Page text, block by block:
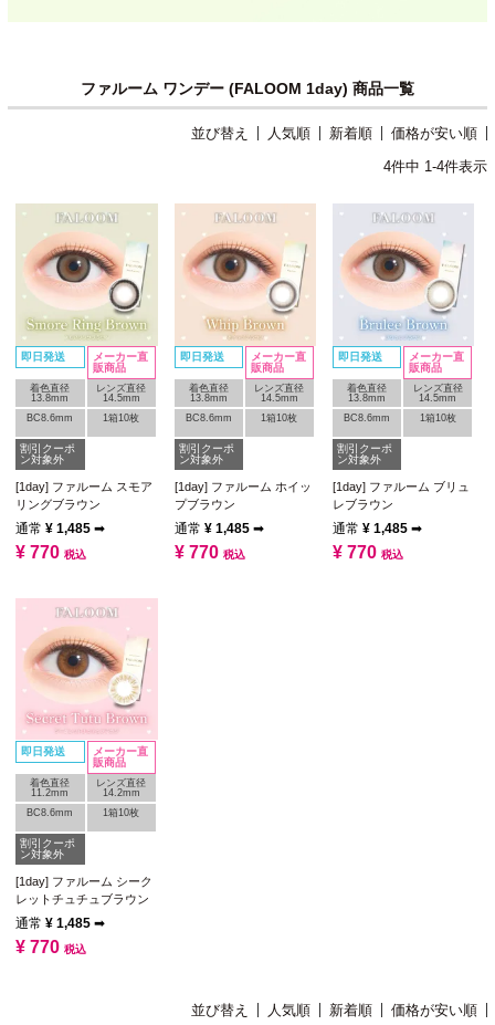
ファルーム ワンデー (FALOOM 1day) 商品一覧
並び替え 人気順 新着順
価格が安い順
4件中 1-4件表示
即日発送
メーカー直
販商品
着色直径
13.8mm
レンズ直径
14.5mm
BC8.6mm
1箱10枚
割引クーポ
ン対象外
[1day] ファルーム スモア
リングブラウン
通常 ¥ 1,485 ➡
¥ 770 税込
即日発送
メーカー直
販商品
着色直径
13.8mm
レンズ直径
14.5mm
BC8.6mm
1箱10枚
割引クーポ
ン対象外
[1day] ファルーム ホイッ
プブラウン
通常 ¥ 1,485 ➡
¥ 770 税込
即日発送
メーカー直
販商品
着色直径
13.8mm
レンズ直径
14.5mm
BC8.6mm
1箱10枚
割引クーポ
ン対象外
[1day] ファルーム ブリュ
レブラウン
通常 ¥ 1,485 ➡
¥ 770 税込
即日発送
メーカー直
販商品
着色直径
11.2mm
レンズ直径
14.2mm
BC8.6mm
1箱10枚
割引クーポ
ン対象外
[1day] ファルーム シーク
レットチュチュブラウン
通常 ¥ 1,485 ➡
¥ 770 税込
並び替え 人気順 新着順
価格が安い順